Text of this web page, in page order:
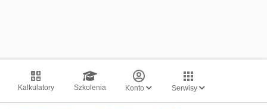
Kalkulatory Szkolenia Konto Serwisy